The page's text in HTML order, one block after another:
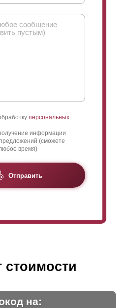
персональных
информации
(сможете
время)
Отправить
стоимости
на: